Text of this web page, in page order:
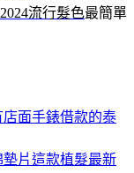
2024流行髮色最簡單
面手錶借款的泰
片這款植髮最新